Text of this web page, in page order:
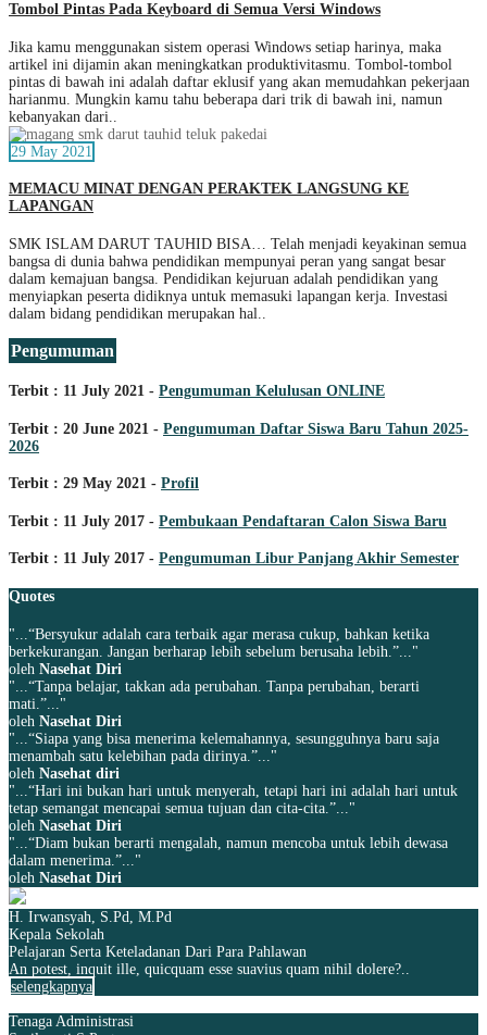
Tombol Pintas Pada Keyboard di Semua Versi Windows
Jika kamu menggunakan sistem operasi Windows setiap harinya, maka
artikel ini dijamin akan meningkatkan produktivitasmu. Tombol-tombol
pintas di bawah ini adalah daftar eklusif yang akan memudahkan pekerjaan
harianmu. Mungkin kamu tahu beberapa dari trik di bawah ini, namun
kebanyakan dari..
29 May 2021
MEMACU MINAT DENGAN PERAKTEK LANGSUNG KE
LAPANGAN
SMK ISLAM DARUT TAUHID BISA… Telah menjadi keyakinan semua
bangsa di dunia bahwa pendidikan mempunyai peran yang sangat besar
dalam kemajuan bangsa. Pendidikan kejuruan adalah pendidikan yang
menyiapkan peserta didiknya untuk memasuki lapangan kerja. Investasi
dalam bidang pendidikan merupakan hal..
Pengumuman
Terbit : 11 July 2021 - Pengumuman Kelulusan ONLINE
Terbit : 20 June 2021 - Pengumuman Daftar Siswa Baru Tahun 2025-
2026
Terbit : 29 May 2021 - Profil
Terbit : 11 July 2017 - Pembukaan Pendaftaran Calon Siswa Baru
Terbit : 11 July 2017 - Pengumuman Libur Panjang Akhir Semester
Quotes
"...“Bersyukur adalah cara terbaik agar merasa cukup, bahkan ketika
berkekurangan. Jangan berharap lebih sebelum berusaha lebih.”..."
oleh Nasehat Diri
"...“Tanpa belajar, takkan ada perubahan. Tanpa perubahan, berarti
mati.”..."
oleh Nasehat Diri
"...“Siapa yang bisa menerima kelemahannya, sesungguhnya baru saja
menambah satu kelebihan pada dirinya.”..."
oleh Nasehat diri
"...“Hari ini bukan hari untuk menyerah, tetapi hari ini adalah hari untuk
tetap semangat mencapai semua tujuan dan cita-cita.”..."
oleh Nasehat Diri
"...“Diam bukan berarti mengalah, namun mencoba untuk lebih dewasa
dalam menerima.”..."
oleh Nasehat Diri
H. Irwansyah, S.Pd, M.Pd
Kepala Sekolah
Pelajaran Serta Keteladanan Dari Para Pahlawan
An potest, inquit ille, quicquam esse suavius quam nihil dolere?..
selengkapnya
Tenaga Administrasi